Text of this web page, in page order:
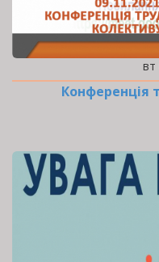
вт
Конференція